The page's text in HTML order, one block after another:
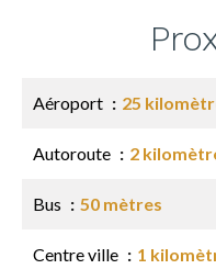
Aéroport 25
Autoroute 2
Bus 50 mètres
Centre ville 1